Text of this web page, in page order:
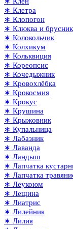
∗ Клетра
∗ Клопогон
∗ Клюква и
∗ Колокольчик
∗ Колхикум
∗ Кольквиция
∗ Кореопсис
∗ Кочедыжник
∗ Кровохлёбка
∗ Крокосмия
∗ Крокус
∗ Крушина
∗ Крыжовник
∗ Купальница
∗ Лабазник
∗ Лаванда
∗ Ландыш
∗ Лапчатка
∗ Лапчатка
∗ Леукоюм
∗ Лещина
∗ Лиатрис
∗ Лилейник
∗ Лилия